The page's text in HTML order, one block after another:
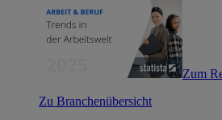
Zum
Zu Branchenübersicht